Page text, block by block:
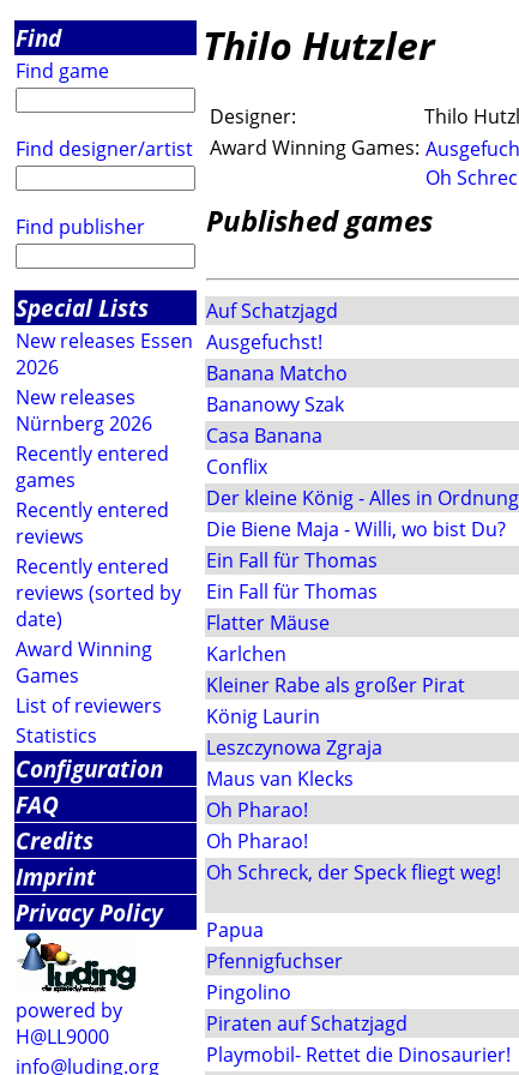
Find
Find game
Find designer/artist
Find publisher
Special Lists
New releases Essen
2026
New releases
Nürnberg 2026
Recently entered
games
Recently entered
reviews
Recently entered
reviews (sorted by
date)
Award Winning
Games
List of reviewers
Statistics
Configuration
FAQ
Credits
Imprint
Privacy Policy
powered by
H@LL9000
info@luding.org
Thilo Hutzler
Designer:
Thilo
Award Winning Games:
Oh
Published games
Auf Schatzjagd
Ausgefuchst!
Banana Matcho
Bananowy Szak
Casa Banana
Conflix
Der kleine König - Alles in Ordnung
Die Biene Maja - Willi, wo bist Du?
Ein Fall für Thomas
Ein Fall für Thomas
Flatter Mäuse
Karlchen
Kleiner Rabe als großer Pirat
König Laurin
Leszczynowa Zgraja
Maus van Klecks
Oh Pharao!
Oh Pharao!
Oh Schreck, der Speck fliegt weg!
Papua
Pfennigfuchser
Pingolino
Piraten auf Schatzjagd
Playmobil- Rettet die Dinosaurier!